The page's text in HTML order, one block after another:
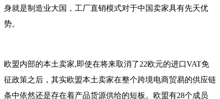
身就是制造业大国，工厂直销模式对于中国卖家具有先天优
势。
欧盟内部的本土卖家,即使在将来取消了22欧元的进口VAT免
征政策之后，其实欧盟本土卖家在整个跨境电商贸易的供应链
条中依然还是存在着产品货源供给的短板。 欧盟有28个成员